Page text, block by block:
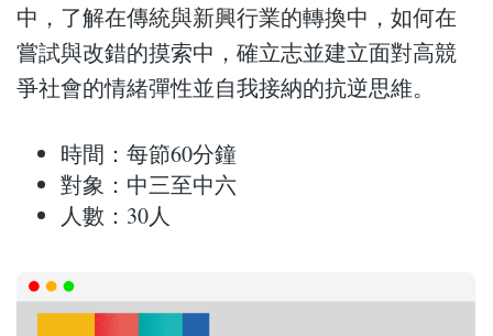
中，了解在傳統與新興行業的轉換中，如何在
嘗試與改錯的摸索中，確立志並建立面對高競
爭社會的情緒彈性並自我接納的抗逆思維。
時間：每節60分鐘
對象：中三至中六
人數：30人